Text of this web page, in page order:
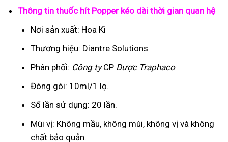
Thông tin thuốc hít Popper kéo dài thời gian quan hệ
Nơi sản xuất: Hoa Kì
Thương hiệu: Diantre Solutions
Phân phối: Công tyCP Dược Traphaco
Đóng gói: 10ml/1 lọ.
Số lần sử dụng: 20 lần.
Mùi vị: Không mầu, không mùi, không vị và không
chất bảo quản.